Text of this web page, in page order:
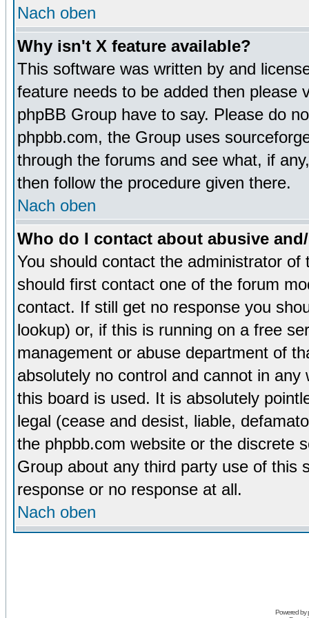
Nach oben
Why isn't X feature available?
This software was written by and
feature needs to be added then please
phpBB Group have to say. Please do
phpbb.com, the Group uses
through the forums and see what, if
then follow the procedure given there.
Nach oben
Who do I contact about abusive
You should contact the administrator
should first contact one of the forum
contact. If still get no response you
lookup) or, if this is running on a free
management or abuse department of
absolutely no control and cannot in
this board is used. It is absolutely
legal (cease and desist, liable,
the phpbb.com website or the discrete
Group about any third party use of this
response or no response at all.
Nach oben
Powered by